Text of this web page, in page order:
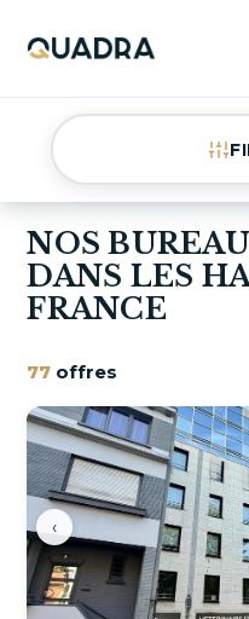
NOS
DANS LES
FRANCE
77 offres
‹